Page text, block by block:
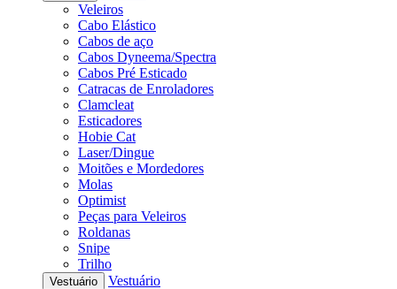
Veleiros
Cabo Elástico
Cabos de aço
Cabos Dyneema/Spectra
Cabos Pré Esticado
Catracas de Enroladores
Clamcleat
Esticadores
Hobie Cat
Laser/Dingue
Moitões e Mordedores
Molas
Optimist
Peças para Veleiros
Roldanas
Snipe
Trilho
Vestuário
Vestuário